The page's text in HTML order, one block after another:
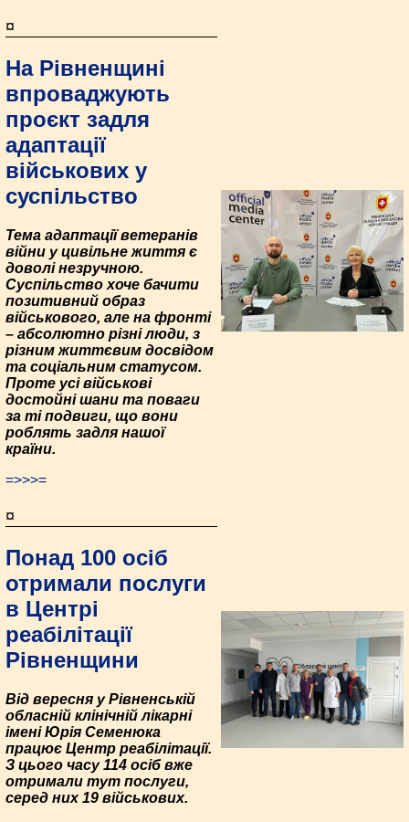
¤
На Рівненщині
впроваджують
проєкт задля
адаптації
військових у
суспільство
Тема адаптації ветеранів
війни у цивільне життя є
доволі незручною.
Суспільство хоче бачити
позитивний образ
військового, але на фронті
– абсолютно різні люди, з
різним життєвим досвідом
та соціальним статусом.
Проте усі військові
достойні шани та поваги
за ті подвиги, що вони
роблять задля нашої
країни.
=>>>=
¤
Понад 100 осіб
отримали послуги
в Центрі
реабілітації
Рівненщини
Від вересня у Рівненській
обласній клінічній лікарні
імені Юрія Семенюка
працює Центр реабілітації.
З цього часу 114 осіб вже
отримали тут послуги,
серед них 19 військових.